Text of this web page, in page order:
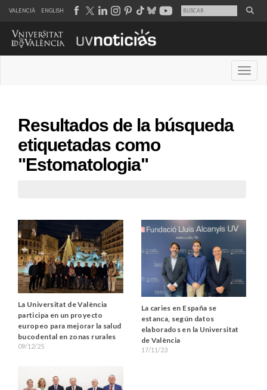
VALENCIÀ ENGLISH
Resultados de la búsqueda
etiquetadas como
"Estomatologia"
La Universitat de València
participa en un proyecto
europeo para mejorar la salud
bucodental en zonas rurales
09/12/25
La caries en España se
estanca, según datos
elaborados en la Universitat
de València
17/11/23